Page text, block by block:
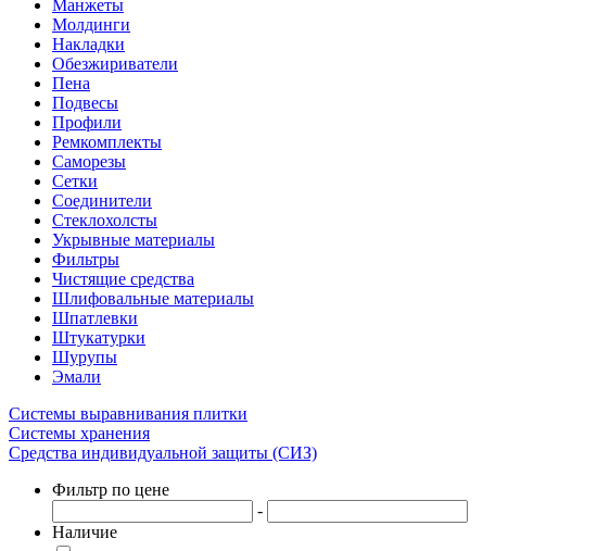
Манжеты
Молдинги
Накладки
Обезжириватели
Пена
Подвесы
Профили
Ремкомплекты
Саморезы
Сетки
Соединители
Стеклохолсты
Укрывные материалы
Фильтры
Чистящие средства
Шлифовальные материалы
Шпатлевки
Штукатурки
Шурупы
Эмали
Системы выравнивания плитки
Системы хранения
Средства индивидуальной защиты (СИЗ)
Фильтр по цене
-
Наличие